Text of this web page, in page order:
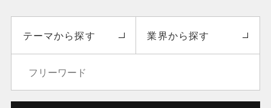
テーマから探す 業界から探す